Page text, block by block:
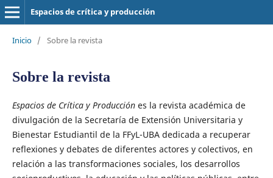
Espacios de crítica y producción
Inicio / Sobre la revista
Sobre la revista
Espacios de Crítica y Producciónes la revista académica de
divulgación de la Secretaría de Extensión Universitaria y
Bienestar Estudiantil de la FFyL-UBA dedicada a recuperar
reflexiones y debates de diferentes actores y colectivos, en
relación a las transformaciones sociales, los desarrollos